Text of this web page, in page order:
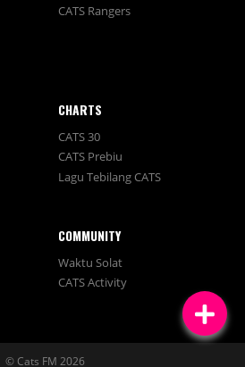
CATS Rangers
CHARTS
CATS 30
CATS Prebiu
Lagu Tebilang CATS
COMMUNITY
Waktu Solat
CATS Activity
© Cats FM 2026